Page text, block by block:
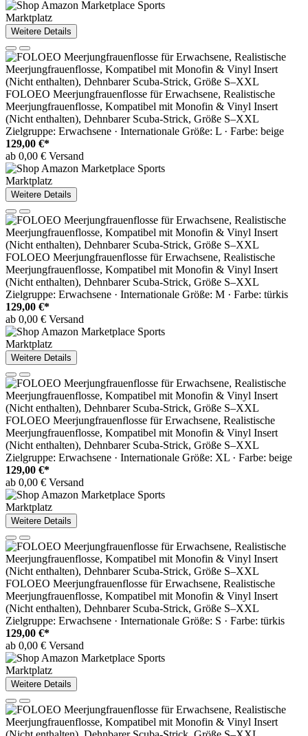
Marktplatz
Weitere Details
FOLOEO Meerjungfrauenflosse für Erwachsene, Realistische
Meerjungfrauenflosse, Kompatibel mit Monofin & Vinyl Insert
(Nicht enthalten), Dehnbarer Scuba-Strick, Größe S–XXL
Zielgruppe: Erwachsene · Internationale Größe: L · Farbe: beige
129,00 €*
ab 0,00 € Versand
Marktplatz
Weitere Details
FOLOEO Meerjungfrauenflosse für Erwachsene, Realistische
Meerjungfrauenflosse, Kompatibel mit Monofin & Vinyl Insert
(Nicht enthalten), Dehnbarer Scuba-Strick, Größe S–XXL
Zielgruppe: Erwachsene · Internationale Größe: M · Farbe: türkis
129,00 €*
ab 0,00 € Versand
Marktplatz
Weitere Details
FOLOEO Meerjungfrauenflosse für Erwachsene, Realistische
Meerjungfrauenflosse, Kompatibel mit Monofin & Vinyl Insert
(Nicht enthalten), Dehnbarer Scuba-Strick, Größe S–XXL
Zielgruppe: Erwachsene · Internationale Größe: XL · Farbe: beige
129,00 €*
ab 0,00 € Versand
Marktplatz
Weitere Details
FOLOEO Meerjungfrauenflosse für Erwachsene, Realistische
Meerjungfrauenflosse, Kompatibel mit Monofin & Vinyl Insert
(Nicht enthalten), Dehnbarer Scuba-Strick, Größe S–XXL
Zielgruppe: Erwachsene · Internationale Größe: S · Farbe: türkis
129,00 €*
ab 0,00 € Versand
Marktplatz
Weitere Details